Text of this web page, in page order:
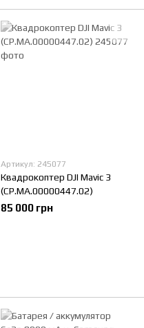
Артикул: 245077
Квадрокоптер DJI Mavic 3
(CP.MA.00000447.02)
85 000 грн